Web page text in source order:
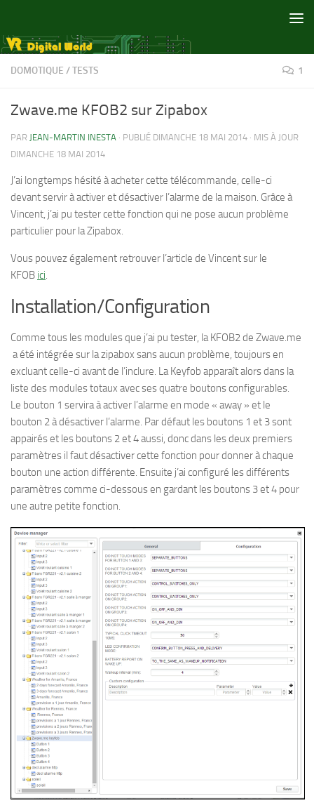
DOMOTIQUE /TESTS 1
Zwave.me KFOB2 sur Zipabox
PAR JEAN-MARTIN INESTA · PUBLIÉ DIMANCHE 18 MAI 2014 · MIS À JOUR
DIMANCHE 18 MAI 2014
J’ai longtemps hésité à acheter cette télécommande, celle-ci
devant servir à activer et désactiver l’alarme de la maison. Grâce à
Vincent, j’ai pu tester cette fonction qui ne pose aucun problème
particulier pour la Zipabox.
Vous pouvez également retrouver l’article de Vincent sur le
KFOB ici.
Installation/Configuration
Comme tous les modules que j’ai pu tester, la KFOB2 de Zwave.me
a été intégrée sur la zipabox sans aucun problème, toujours en
excluant celle-ci avant de l’inclure. La Keyfob apparaît alors dans la
liste des modules totaux avec ses quatre boutons configurables.
Le bouton 1 servira à activer l’alarme en mode « away » et le
bouton 2 à désactiver l’alarme. Par défaut les boutons 1 et 3 sont
appairés et les boutons 2 et 4 aussi, donc dans les deux premiers
paramètres il faut désactiver cette fonction pour donner à chaque
bouton une action différente. Ensuite j’ai configuré les différents
paramètres comme ci-dessous en gardant les boutons 3 et 4 pour
une autre petite fonction.